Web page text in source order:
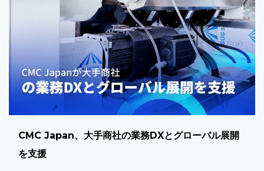
CMC Japan、大手商社の業務DXとグローバル展開
を支援